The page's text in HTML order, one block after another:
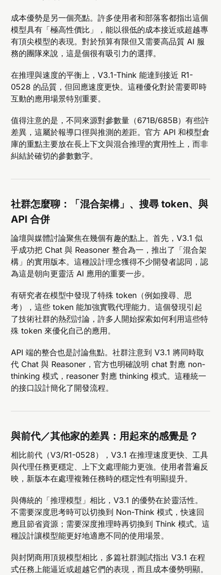
成本優勢是另一個亮點。許多使用者和部落客都指出這個
模型具有「極高性價比」，能以很低的成本接近或超越專
有頂尖模型的表現。對於預算有限但又需要高品質 AI 服
務的團隊來說，這是個很有吸引力的選擇。
在推理與速度的平衡上，V3.1-Think 能達到接近 R1-
0528 的品質，但回應速度更快。這種優化對於需要即時
互動的應用場景特別重要。
值得注意的是，不同來源對參數量（671B/685B）有些許
差異，這屬於報導口徑與推測的差距。官方 API 和模型倉
庫的重點主要放在長上下文與混合推理的實用性上，而非
糾結於確切的參數數字。
社群怎麼聊：「混合架構」、搜尋 token、與
API 合併
論壇與媒體討論聚焦在幾個有趣的點上。首先，V3.1 似
乎成功把 Chat 與 Reasoner 整合為一，推出了「混合架
構」的實用版本。這種設計理念獲得不少開發者認同，認
為這是朝向更靈活 AI 應用的重要一步。
有研究者在模型中發現了特殊 token（例如搜尋、思
考），這些 token 能加強實戰代理能力。這個發現引起
了技術社群的熱烈討論，許多人開始探索如何利用這些特
殊 token 來優化自己的應用。
API 端的整合也是討論焦點。社群注意到 V3.1 將同時取
代 Chat 與 Reasoner，官方也明確說明 chat 對應 non-
thinking 模式，reasoner 對應 thinking 模式。這種統一
的接口設計簡化了開發流程。
與前代／其他家的差異：用起來的感覺是？
相比前代（V3/R1-0528），V3.1 在推理速度更快、工具
與代理任務更穩定、上下文處理能力更強。使用者普遍反
映，新版本在處理複雜任務時的穩定性有明顯提升。
與傳統的「推理模型」相比，V3.1 的優勢在於靈活性。
不需要深度思考時可以切換到 Non-Think 模式，快速回
應且節省資源；需要深度推理時再切換到 Think 模式。這
種設計讓模型能更好地適應不同的使用場景。
與封閉商用頂規模型相比，多篇社群測試指出 V3.1 在程
式任務上能逼近或超越它們的表現，而且成本優勢明顯。